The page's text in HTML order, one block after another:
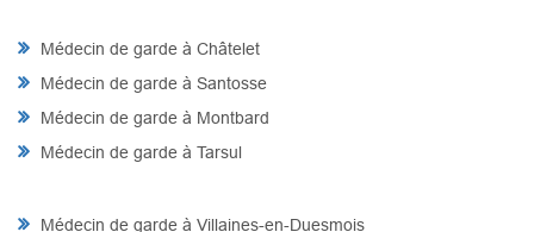
Médecin de garde à Châtelet
Médecin de garde à Santosse
Médecin de garde à Montbard
Médecin de garde à Tarsul
Médecin de garde à Villaines-en-Duesmois